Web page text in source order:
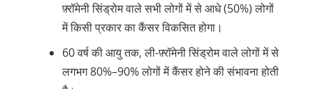
फ़्रॉमेनी सिंड्रोम वाले सभी लोगों में से आधे (50%) लोगों
में किसी प्रकार का कैंसर विकसित होगा।
60 वर्ष की आयु तक, ली-फ़्रॉमेनी सिंड्रोम वाले लोगों में से
लगभग 80%–90% लोगों में कैंसर होने की संभावना होती